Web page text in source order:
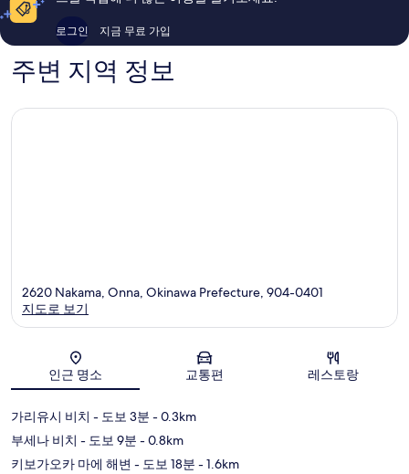
용
후
개
로그인 지금 무료 가입
주변 지역 정보
지도
2620 Nakama, Onna, Okinawa Prefecture, 904-0401
지도로 보기
인근 명소 교통편 레스토랑
가리유시 비치 - 도보 3분 - 0.3km
부세나 비치 - 도보 9분 - 0.8km
키보가오카 마에 해변 - 도보 18분 - 1.6km